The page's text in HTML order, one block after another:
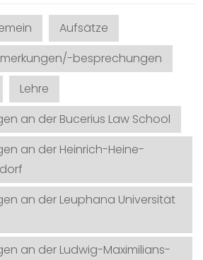
Aufsätze
besprechungen
Lehre
an der Bucerius Law School
an der Heinrich-Heine-
an der Leuphana Universität
an der Ludwig-Maximilians-